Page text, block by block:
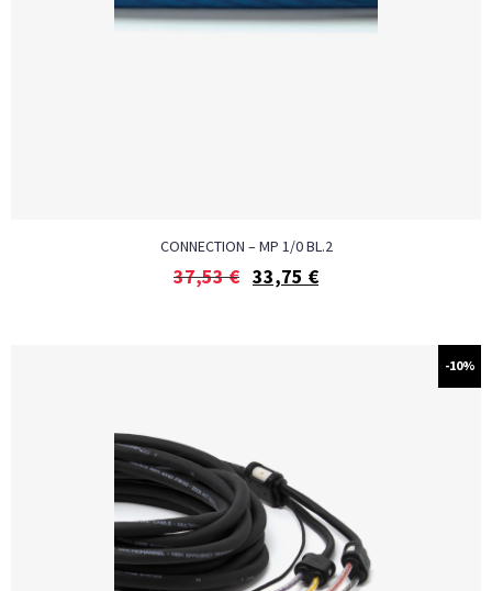
CONNECTION – MP 1/0 BL.2
37,53€ 33,75 €
-10%